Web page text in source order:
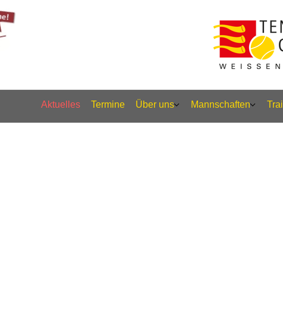
Aktuelles Termine Über uns Mannschaften